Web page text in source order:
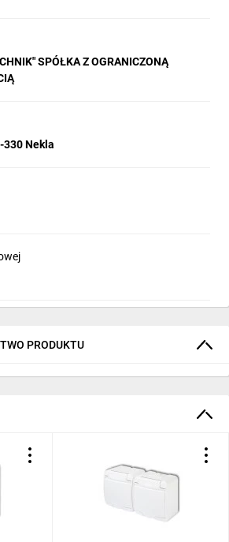
SPÓŁKA Z OGRANICZONĄ
330 Nekla
PRODUKTU